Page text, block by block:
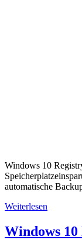
Windows 10
automatische
Weiterlesen
Windows